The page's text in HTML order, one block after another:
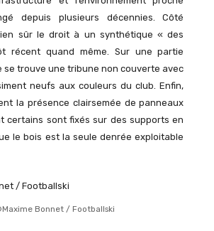
depuis plusieurs décennies. Côté
sûr le droit à un synthétique « des
récent quand même. Sur une partie
se trouve une tribune non couverte avec
neufs aux couleurs du club. Enfin,
la présence clairsemée de panneaux
certains sont fixés sur des supports en
le bois est la seule denrée exploitable
Bonnet / Footballski